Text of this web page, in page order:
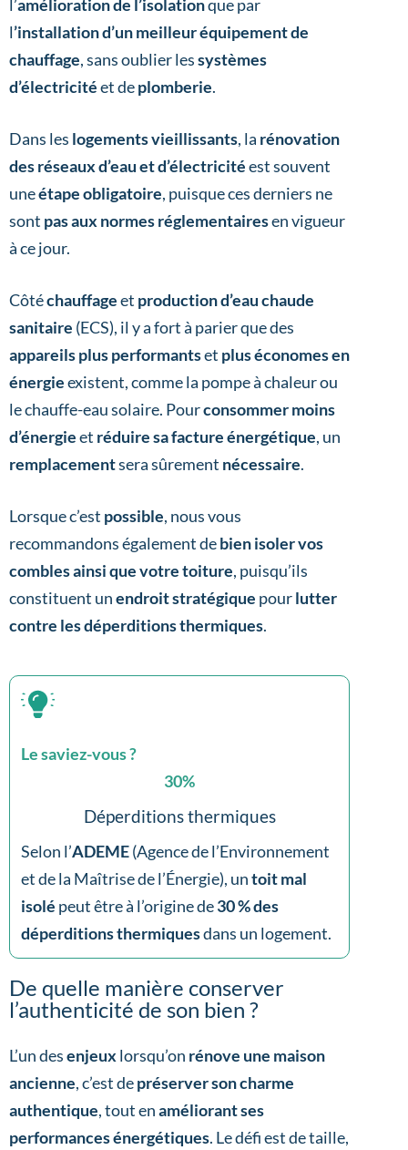
l’amélioration de l’isolationque par
l’installation d’un meilleur équipement de
chauffage, sans oublier lessystèmes
d’électricitéet deplomberie.
Dans les logements vieillissants, la rénovation
des réseaux d’eau et d’électricitéest souvent
uneétape obligatoire, puisque ces derniers ne
sont pas aux normes réglementairesen vigueur
à ce jour.
Côtéchauffageet production d’eau chaude
sanitaire (ECS), il y a fort à parier que des
appareils plus performantset plus économes en
énergieexistent, comme la pompe à chaleur ou
le chauffe-eau solaire. Pourconsommer moins
d’énergieet réduire sa facture énergétique, un
remplacementsera sûrement nécessaire.
Lorsque c’est possible, nous vous
recommandons également debien isoler vos
combles ainsi que votre toiture, puisqu’ils
constituent unendroit stratégique pourlutter
contre les déperditions thermiques.
Le saviez-vous ?
Déperditions thermiques
30%
Selon l’ADEME(Agence de l’Environnement
et de la Maîtrise de l’Énergie), untoit mal
isolé peut être à l’origine de30 % des
déperditions thermiquesdans un logement.
De quelle manière conserver
l’authenticité de son bien ?
L’un desenjeux lorsqu’on rénove une maison
ancienne, c’est depréserver son charme
authentique, tout enaméliorant ses
performances énergétiques. Le défi est de taille,